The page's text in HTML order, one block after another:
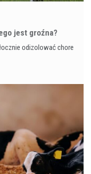
jest groźna?
odizolować chore